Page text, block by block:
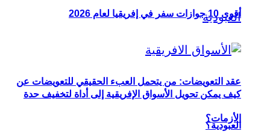
عقد التعويضات: من يتحمل العبء الحقيقي للتعويضات عن
العبودية؟
أقوى 10 جوازات سفر في إفريقيا لعام 2026
كيف يمكن تحويل الأسواق الإفريقية إلى أداة لتخفيف حدة
الأزمات؟